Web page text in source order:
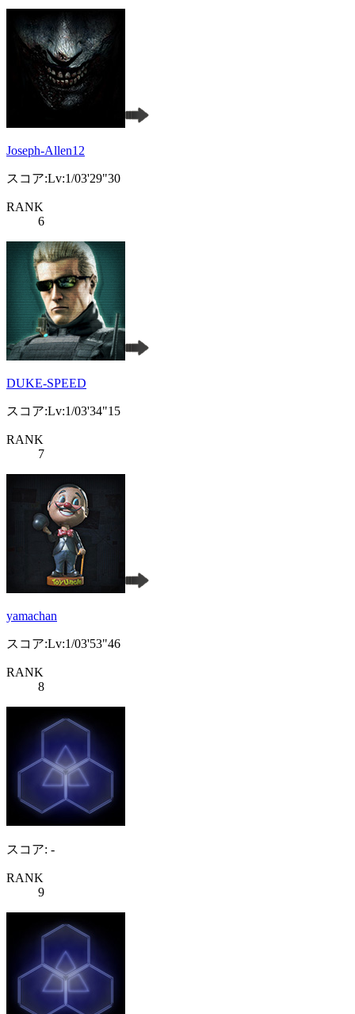
Joseph-Allen12
スコア:Lv:1/03'29"30
RANK
6
DUKE-SPEED
スコア:Lv:1/03'34"15
RANK
7
yamachan
スコア:Lv:1/03'53"46
RANK
8
スコア: -
RANK
9